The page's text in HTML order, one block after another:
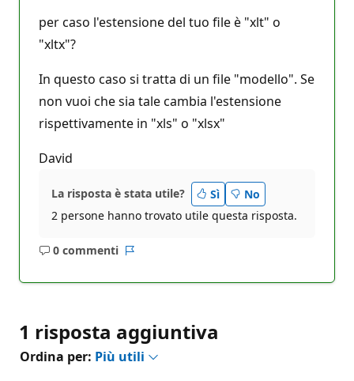
per caso l'estensione del tuo file è "xlt" o
"xltx"?
In questo caso si tratta di un file "modello". Se
non vuoi che sia tale cambia l'estensione
rispettivamente in "xls" o "xlsx"
David
La risposta è stata utile? Sì
No
2 persone hanno trovato utile questa risposta.
0 commenti
Nessun
1 risposta aggiuntiva
Ordina per: Più utili